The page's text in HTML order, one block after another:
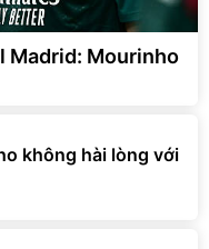
Madrid: Mourinho
không hài lòng với